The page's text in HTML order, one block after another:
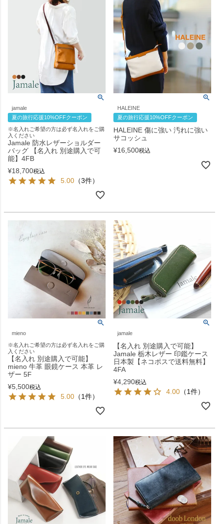
jamale
夏の旅行応援10%OFFクーポン
※名入れご希望の方は必ず名入れをご購
入ください
Jamale 防水レザーショルダー
バッグ 【名入れ 別途購入で可
能】4FB
¥18,700税込
5.00 （3件）
HALEINE
夏の旅行応援10%OFFクーポン
HALEINE 傷に強い 汚れに強い
サコッシュ
¥16,500税込
mieno
※名入れご希望の方は必ず名入れをご購
入ください
【名入れ 別途購入で可能】
mieno 牛革 眼鏡ケース 本革 レ
ザー 5F
¥5,500税込
5.00 （1件）
jamale
【名入れ 別途購入で可能】
Jamale 栃木レザー 印鑑ケース
日本製【ネコポスで送料無料】
4FA
¥4,290税込
4.00 （1件）